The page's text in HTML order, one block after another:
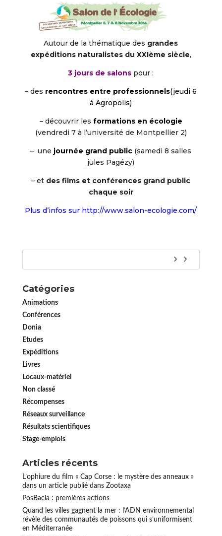
Autour de la thématique des grandes
expéditions naturalistes du XXIème siècle,
3 jours de salons pour :
– des rencontres entre professionnels(jeudi 6
à Agropolis)
– découvrir les formations en écologie
(vendredi 7 à l’université de Montpellier 2)
– une journée grand public (samedi 8 salles
jules Pagézy)
– et des films et conférences grand public
chaque soir
Plus d’infos sur http://www.salon-ecologie.com/
Catégories
Animations
Conférences
Donia
Etudes
Expéditions
Livres
Locaux-matériel
Non classé
Récompenses
Réseaux surveillance
Résultats scientifiques
Stage-emplois
Articles récents
L’ophiure du film « Cap Corse : le mystère des anneaux »
dans un article publié dans Zootaxa
PosBacia : premières actions
Quand les villes gagnent la mer : l’ADN environnemental
révèle des communautés de poissons qui s’uniformisent
en Méditerranée